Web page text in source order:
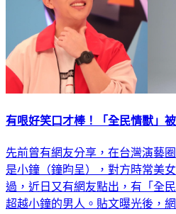
有哏好笑口才棒！「全民情獸」
先前曾有網友分享，在台灣演藝
是小鐘（鐘昀呈），對方時常美
過，近日又有網友點出，有「全
超越小鐘的男人。貼文曝光後，